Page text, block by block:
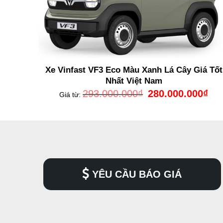
Xe Vinfast VF3 Eco Màu Xanh Lá Cây Giá Tốt
Nhất Việt Nam
Giá từ:293.000.000₫
Giá
gốc
280.000.000₫Giá
hiện
YÊU CẦU BÁO GIÁ